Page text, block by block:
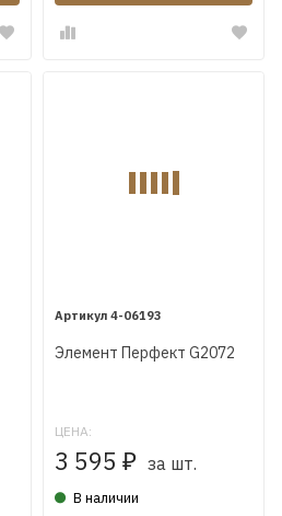
4-06193
Элемент Перфект G2072
ЦЕНА:
3 595 ₽ за шт.
В наличии